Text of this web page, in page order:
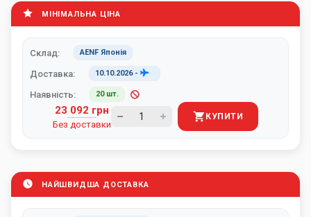
МІНІМАЛЬНА ЦІНА
Склад: AENF Японія
Доставка: 10.10.2026-
Наявність: 20 шт.
23 092 грн
Без доставки
КУПИТИ
НАЙШВИДША ДОСТАВКА